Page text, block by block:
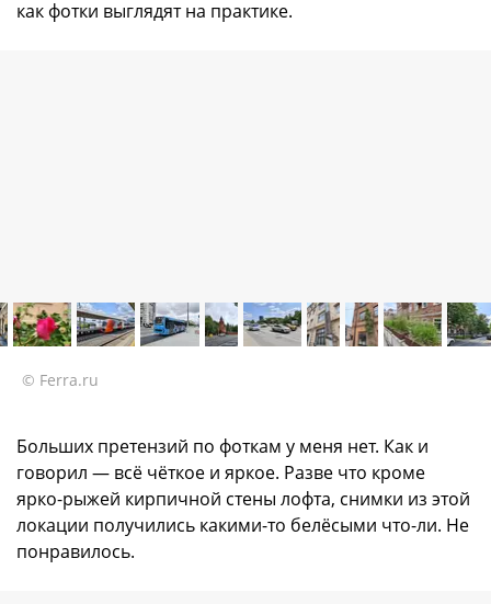
как фотки выглядят на практике.
© Ferra.ru
Больших претензий по фоткам у меня нет. Как и
говорил — всё чёткое и яркое. Разве что кроме
ярко-рыжей кирпичной стены лофта, снимки из этой
локации получились какими-то белёсыми что-ли. Не
понравилось.